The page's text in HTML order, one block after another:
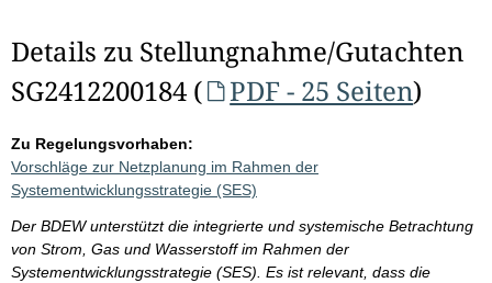
Details zu Stellungnahme/Gutachten
SG2412200184 (
PDF - 25 Seiten)
Zu Regelungsvorhaben:
Vorschläge zur Netzplanung im Rahmen der
Systementwicklungsstrategie (SES)
Der BDEW unterstützt die integrierte und systemische Betrachtung
von Strom, Gas und Wasserstoff im Rahmen der
Systementwicklungsstrategie (SES). Es ist relevant, dass die